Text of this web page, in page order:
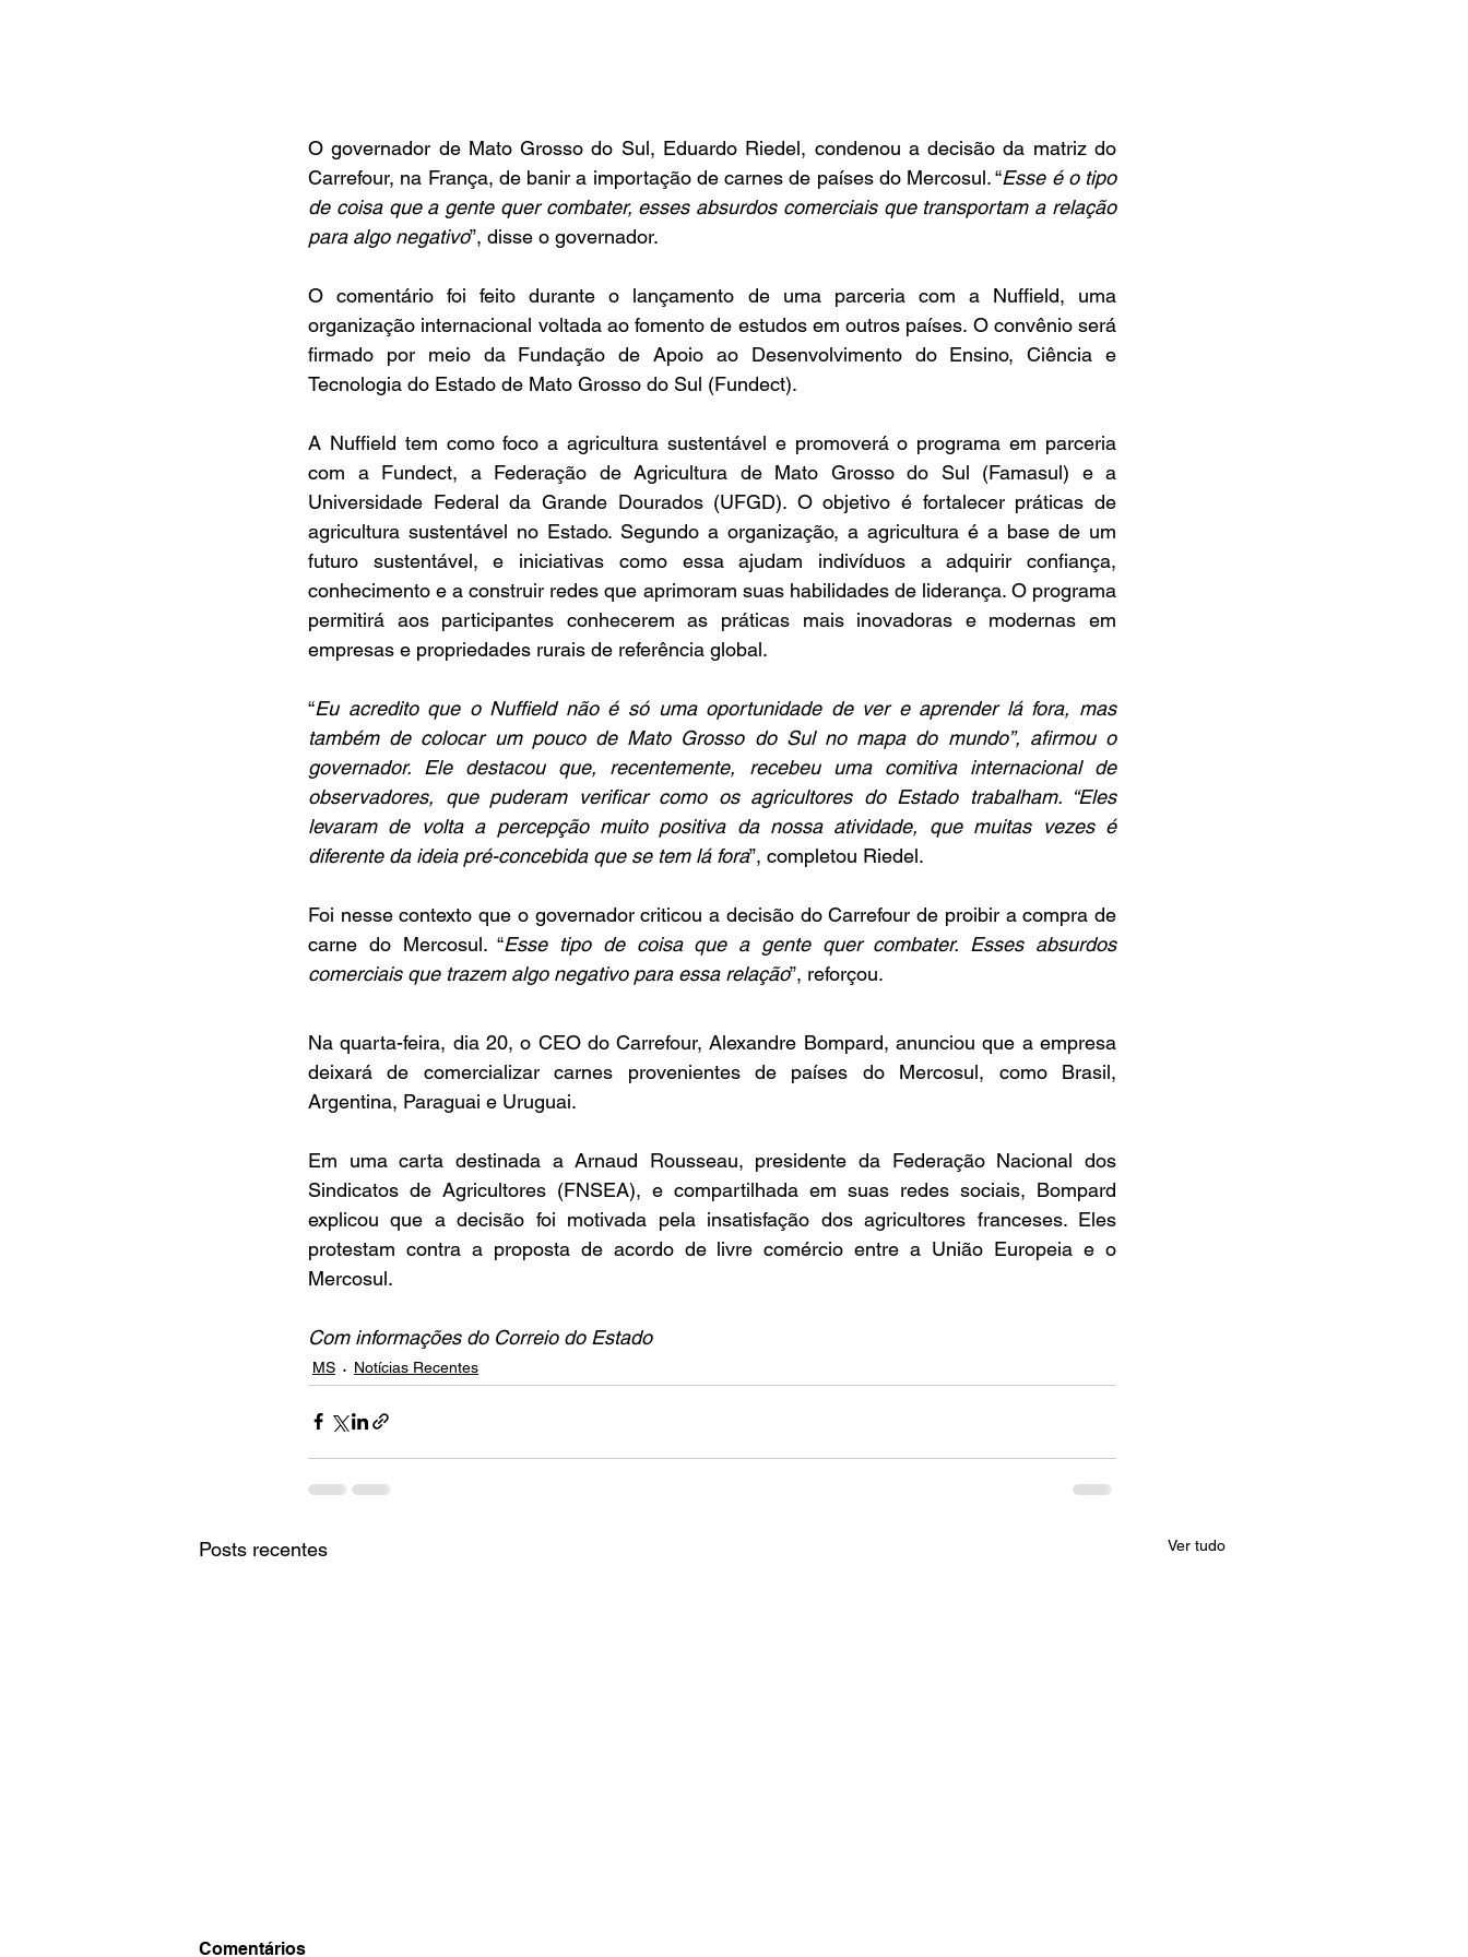
O governador de Mato Grosso do Sul, Eduardo Riedel, condenou a decisão da matriz do
Carrefour, na França, de banir a importação de carnes de países do Mercosul. “Esse é o tipo
de coisa que a gente quer combater, esses absurdos comerciais que transportam a relação
para algo negativo”, disse o governador.
O comentário foi feito durante o lançamento de uma parceria com a Nuffield, uma
organização internacional voltada ao fomento de estudos em outros países. O convênio será
firmado por meio da Fundação de Apoio ao Desenvolvimento do Ensino, Ciência e
Tecnologia do Estado de Mato Grosso do Sul (Fundect).
A Nuffield tem como foco a agricultura sustentável e promoverá o programa em parceria
com a Fundect, a Federação de Agricultura de Mato Grosso do Sul (Famasul) e a
Universidade Federal da Grande Dourados (UFGD). O objetivo é fortalecer práticas de
agricultura sustentável no Estado. Segundo a organização, a agricultura é a base de um
futuro sustentável, e iniciativas como essa ajudam indivíduos a adquirir confiança,
conhecimento e a construir redes que aprimoram suas habilidades de liderança. O programa
permitirá aos participantes conhecerem as práticas mais inovadoras e modernas em
empresas e propriedades rurais de referência global.
“Eu acredito que o Nuffield não é só uma oportunidade de ver e aprender lá fora, mas
também de colocar um pouco de Mato Grosso do Sul no mapa do mundo”, afirmou o
governador. Ele destacou que, recentemente, recebeu uma comitiva internacional de
observadores, que puderam verificar como os agricultores do Estado trabalham. “Eles
levaram de volta a percepção muito positiva da nossa atividade, que muitas vezes é
diferente da ideia pré-concebida que se tem lá fora”, completou Riedel.
Foi nesse contexto que o governador criticou a decisão do Carrefour de proibir a compra de
carne do Mercosul. “Esse tipo de coisa que a gente quer combater. Esses absurdos
comerciais que trazem algo negativo para essa relação”, reforçou.
Na quarta-feira, dia 20, o CEO do Carrefour, Alexandre Bompard, anunciou que a empresa
deixará de comercializar carnes provenientes de países do Mercosul, como Brasil,
Argentina, Paraguai e Uruguai.
Em uma carta destinada a Arnaud Rousseau, presidente da Federação Nacional dos
Sindicatos de Agricultores (FNSEA), e compartilhada em suas redes sociais, Bompard
explicou que a decisão foi motivada pela insatisfação dos agricultores franceses. Eles
protestam contra a proposta de acordo de livre comércio entre a União Europeia e o
Mercosul.
Com informações do Correio do Estado
MS Notícias Recentes
Posts recentes Ver tudo
Comentários